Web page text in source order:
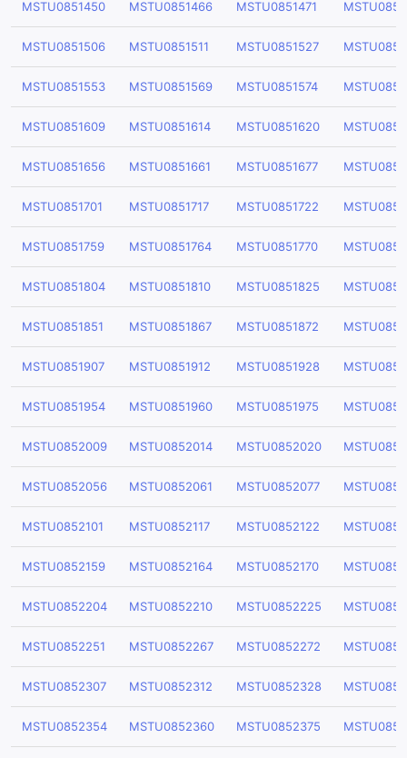
MSTU0851450 MSTU0851466 MSTU0851471
MSTU0851506 MSTU0851511 MSTU0851527
MSTU0851553 MSTU0851569 MSTU0851574
MSTU0851609 MSTU0851614 MSTU0851620
MSTU0851656 MSTU0851661 MSTU0851677
MSTU0851701 MSTU0851717 MSTU0851722
MSTU0851759 MSTU0851764 MSTU0851770
MSTU0851804 MSTU0851810 MSTU0851825
MSTU0851851 MSTU0851867 MSTU0851872
MSTU0851907 MSTU0851912 MSTU0851928
MSTU0851954 MSTU0851960 MSTU0851975
MSTU0852009 MSTU0852014 MSTU0852020
MSTU0852056 MSTU0852061 MSTU0852077
MSTU0852101 MSTU0852117 MSTU0852122
MSTU0852159 MSTU0852164 MSTU0852170
MSTU0852204 MSTU0852210 MSTU0852225
MSTU0852251 MSTU0852267 MSTU0852272
MSTU0852307 MSTU0852312 MSTU0852328
MSTU0852354 MSTU0852360 MSTU0852375